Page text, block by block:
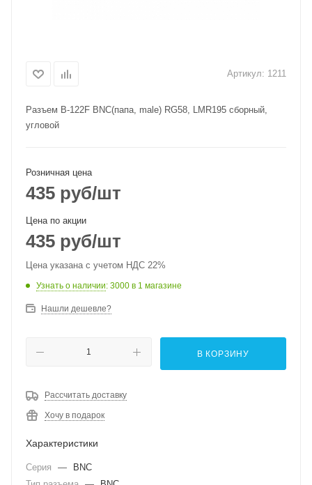
Артикул: 1211
Разъем B-122F BNC(папа, male) RG58, LMR195 сборный,
угловой
Розничная цена
435 руб/шт
Цена по акции
435 руб/шт
Цена указана с учетом НДС 22%
Узнать о наличии: 3000 в 1 магазине
Нашли дешевле?
В КОРЗИНУ
Рассчитать доставку
Хочу в подарок
Характеристики
Серия —
BNC